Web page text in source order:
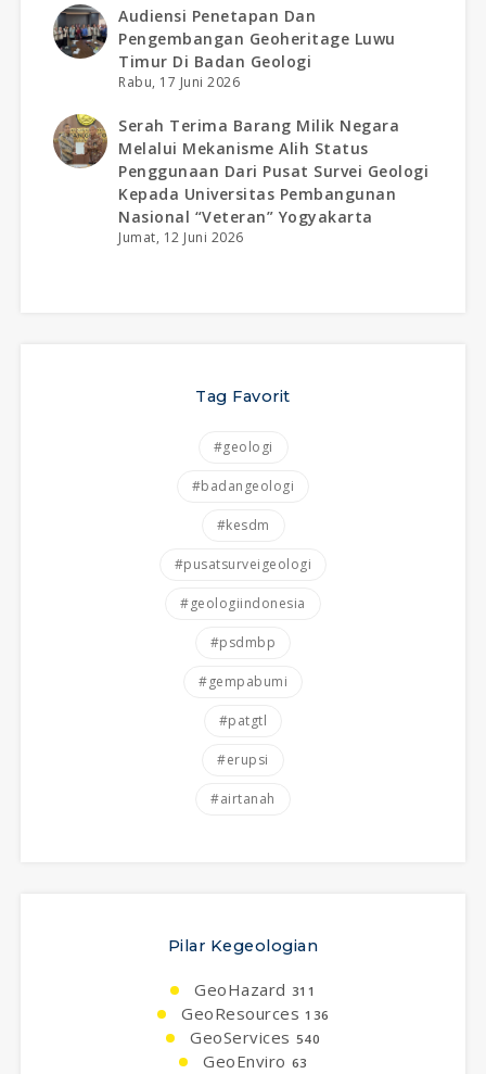
Audiensi Penetapan Dan
Pengembangan Geoheritage Luwu
Timur Di Badan Geologi
Rabu, 17 Juni 2026
Serah Terima Barang Milik Negara
Melalui Mekanisme Alih Status
Penggunaan Dari Pusat Survei Geologi
Kepada Universitas Pembangunan
Nasional “veteran” Yogyakarta
Jumat, 12 Juni 2026
Tag Favorit
#geologi
#badangeologi
#kesdm
#pusatsurveigeologi
#geologiindonesia
#psdmbp
#gempabumi
#patgtl
#erupsi
#airtanah
Pilar Kegeologian
GeoHazard 311
GeoResources 136
GeoServices 540
GeoEnviro 63